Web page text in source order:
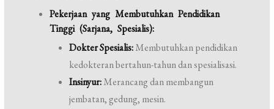
Pekerjaan yang Membutuhkan Pendidikan
Tinggi (Sarjana, Spesialis):
Dokter Spesialis:Membutuhkan pendidikan
kedokteran bertahun-tahun dan spesialisasi.
Insinyur:Merancang dan membangun
jembatan, gedung, mesin.